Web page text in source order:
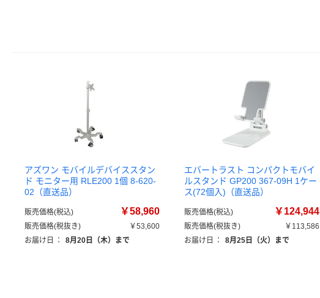
アズワン モバイルデバイススタン
ド モニター用 RLE200 1個 8-620-
02（直送品）
販売価格(税込) ￥58,960
販売価格(税抜き)
￥53,600
お届け日
： 8月20日（木）まで
エバートラスト コンパクトモバイ
ルスタンド GP200 367-09H 1ケー
ス(72個入)（直送品）
販売価格(税込) ￥124,944
販売価格(税抜き)
￥113,586
お届け日
： 8月25日（火）まで